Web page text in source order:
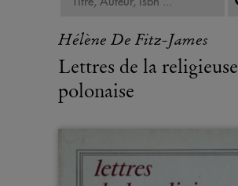
Hélène De Fitz-James
Lettres de la religieuse
polonaise